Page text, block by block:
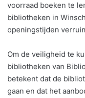
voorraad boeken te
bibliotheken in
openingstijden
Om de veiligheid te
bibliotheken van
betekent dat de
gaan en dat het